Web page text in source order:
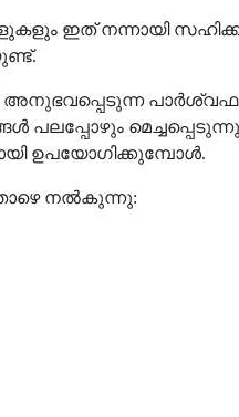
ഇത് നന്നായി
ഉപയോഗിക്കുമ്പോൾ.
നൽകുന്നു: